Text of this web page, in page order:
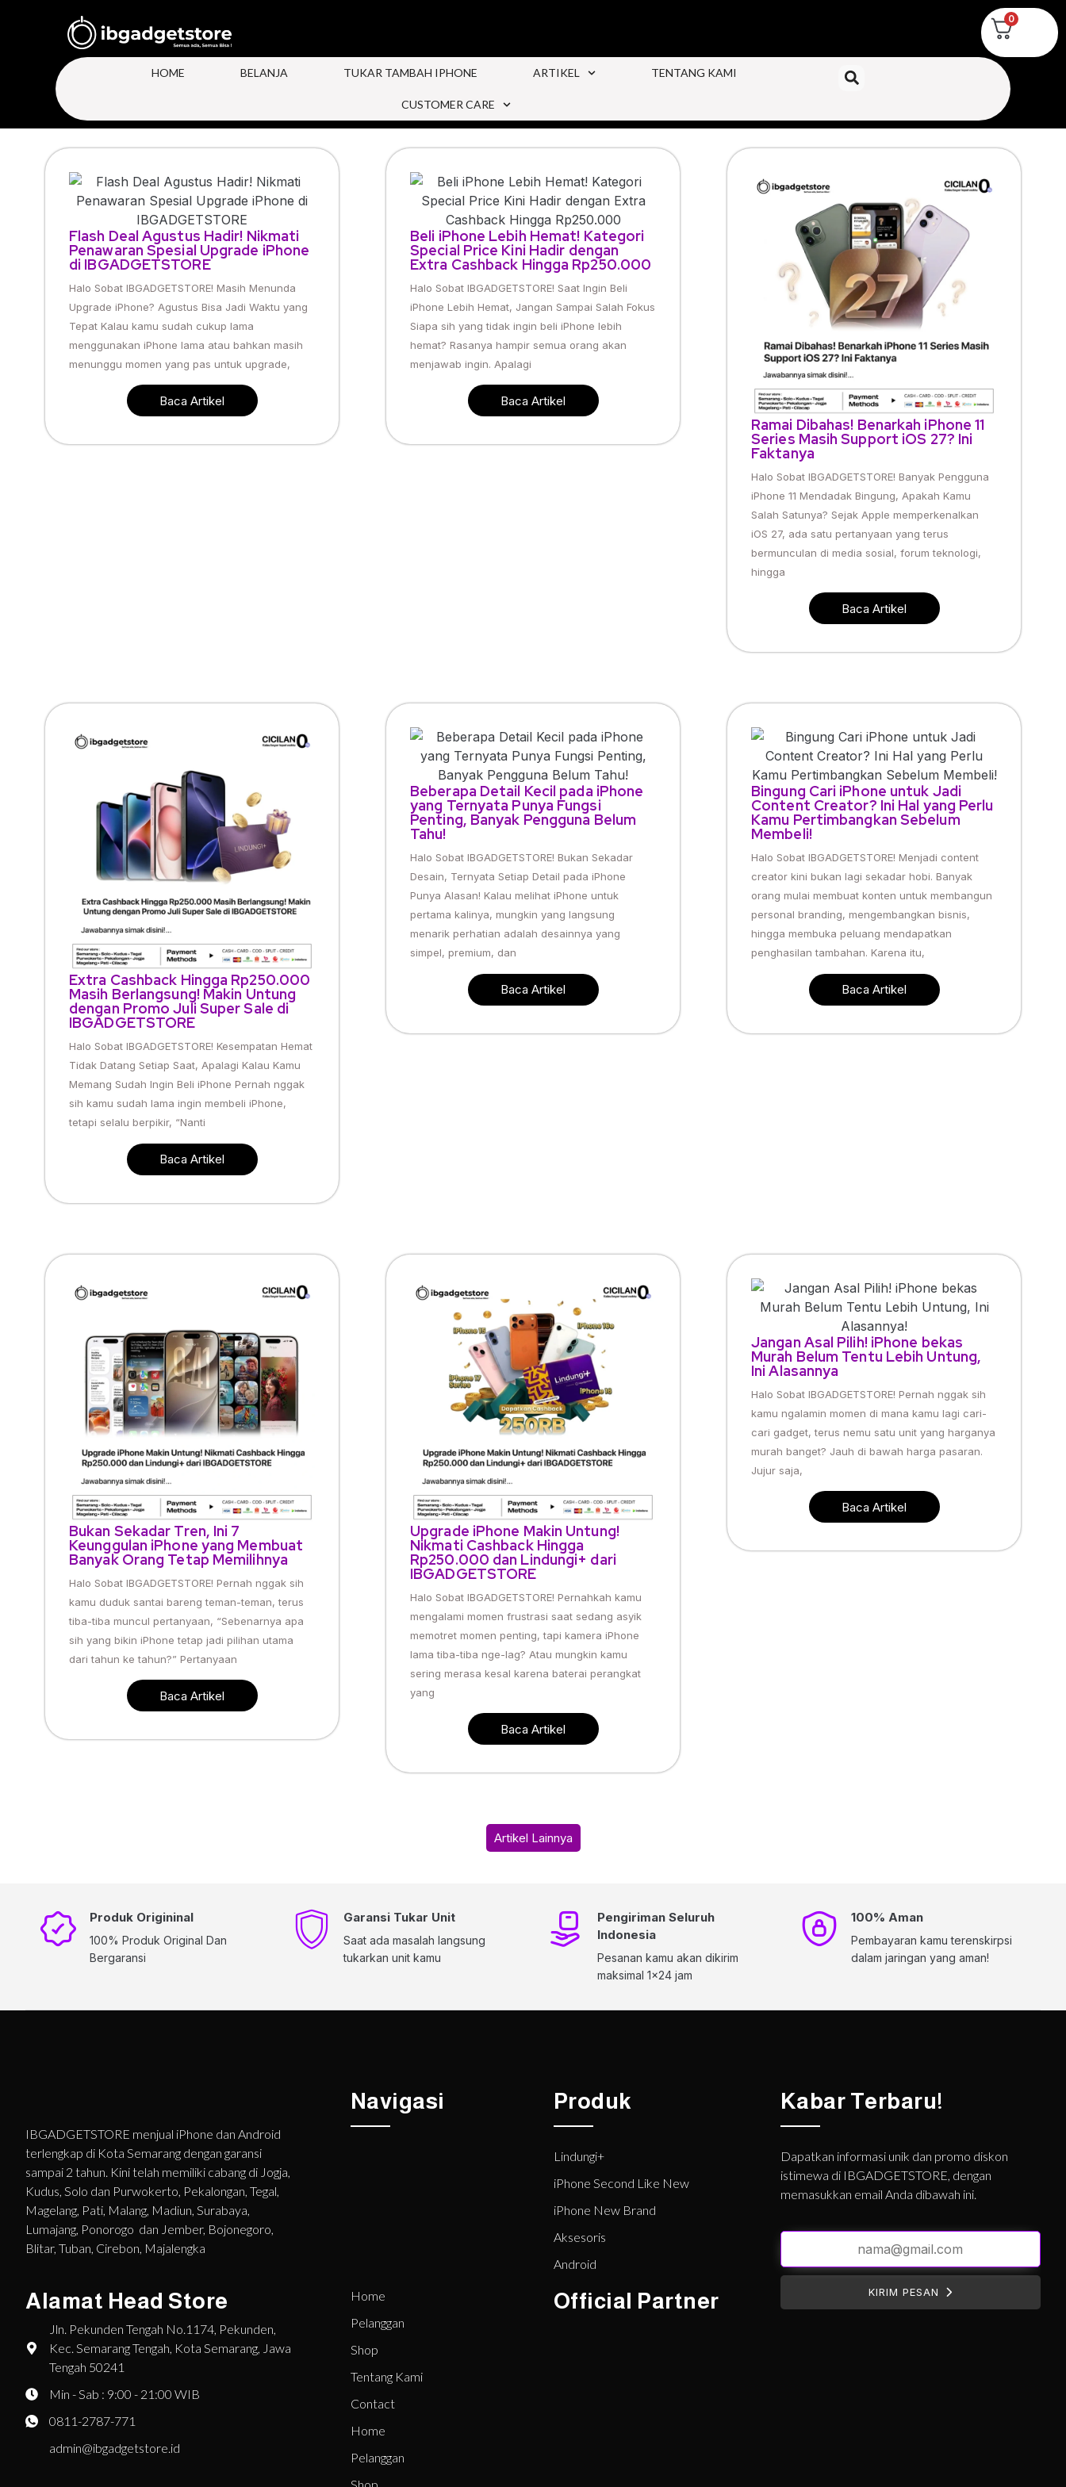
0
HOME BELANJA TUKAR TAMBAH IPHONE ARTIKEL TENTANG KAMI
CUSTOMER CARE
Flash Deal Agustus Hadir! Nikmati
Penawaran Spesial Upgrade iPhone
di IBGADGETSTORE
Halo Sobat IBGADGETSTORE! Masih Menunda
Upgrade iPhone? Agustus Bisa Jadi Waktu yang
Tepat Kalau kamu sudah cukup lama
menggunakan iPhone lama atau bahkan masih
menunggu momen yang pas untuk upgrade,
Baca Artikel
Beli iPhone Lebih Hemat! Kategori
Special Price Kini Hadir dengan
Extra Cashback Hingga Rp250.000
Halo Sobat IBGADGETSTORE! Saat Ingin Beli
iPhone Lebih Hemat, Jangan Sampai Salah Fokus
Siapa sih yang tidak ingin beli iPhone lebih
hemat? Rasanya hampir semua orang akan
menjawab ingin. Apalagi
Baca Artikel
Ramai Dibahas! Benarkah iPhone 11
Series Masih Support iOS 27? Ini
Faktanya
Halo Sobat IBGADGETSTORE! Banyak Pengguna
iPhone 11 Mendadak Bingung, Apakah Kamu
Salah Satunya? Sejak Apple memperkenalkan
iOS 27, ada satu pertanyaan yang terus
bermunculan di media sosial, forum teknologi,
hingga
Baca Artikel
Extra Cashback Hingga Rp250.000
Masih Berlangsung! Makin Untung
dengan Promo Juli Super Sale di
IBGADGETSTORE
Halo Sobat IBGADGETSTORE! Kesempatan Hemat
Tidak Datang Setiap Saat, Apalagi Kalau Kamu
Memang Sudah Ingin Beli iPhone Pernah nggak
sih kamu sudah lama ingin membeli iPhone,
tetapi selalu berpikir, “Nanti
Baca Artikel
Beberapa Detail Kecil pada iPhone
yang Ternyata Punya Fungsi
Penting, Banyak Pengguna Belum
Tahu!
Halo Sobat IBGADGETSTORE! Bukan Sekadar
Desain, Ternyata Setiap Detail pada iPhone
Punya Alasan! Kalau melihat iPhone untuk
pertama kalinya, mungkin yang langsung
menarik perhatian adalah desainnya yang
simpel, premium, dan
Baca Artikel
Bingung Cari iPhone untuk Jadi
Content Creator? Ini Hal yang Perlu
Kamu Pertimbangkan Sebelum
Membeli!
Halo Sobat IBGADGETSTORE! Menjadi content
creator kini bukan lagi sekadar hobi. Banyak
orang mulai membuat konten untuk membangun
personal branding, mengembangkan bisnis,
hingga membuka peluang mendapatkan
penghasilan tambahan. Karena itu,
Baca Artikel
Bukan Sekadar Tren, Ini 7
Keunggulan iPhone yang Membuat
Banyak Orang Tetap Memilihnya
Halo Sobat IBGADGETSTORE! Pernah nggak sih
kamu duduk santai bareng teman-teman, terus
tiba-tiba muncul pertanyaan, “Sebenarnya apa
sih yang bikin iPhone tetap jadi pilihan utama
dari tahun ke tahun?” Pertanyaan
Baca Artikel
Upgrade iPhone Makin Untung!
Nikmati Cashback Hingga
Rp250.000 dan Lindungi+ dari
IBGADGETSTORE
Halo Sobat IBGADGETSTORE! Pernahkah kamu
mengalami momen frustrasi saat sedang asyik
memotret momen penting, tapi kamera iPhone
lama tiba-tiba nge-lag? Atau mungkin kamu
sering merasa kesal karena baterai perangkat
yang
Baca Artikel
Jangan Asal Pilih! iPhone bekas
Murah Belum Tentu Lebih Untung,
Ini Alasannya
Halo Sobat IBGADGETSTORE! Pernah nggak sih
kamu ngalamin momen di mana kamu lagi cari-
cari gadget, terus nemu satu unit yang harganya
murah banget? Jauh di bawah harga pasaran.
Jujur saja,
Baca Artikel
Artikel Lainnya
Produk Origininal
100% Produk Original Dan
Bergaransi
Garansi Tukar Unit
Saat ada masalah langsung
tukarkan unit kamu
Pengiriman Seluruh
Indonesia
Pesanan kamu akan dikirim
maksimal 1x24 jam
100% Aman
Pembayaran kamu terenskirpsi
dalam jaringan yang aman!
IBGADGETSTORE menjual iPhone dan Android
terlengkap di Kota Semarang dengan garansi
sampai 2 tahun. Kini telah memiliki cabang di Jogja,
Kudus, Solo dan Purwokerto, Pekalongan, Tegal,
Magelang, Pati, Malang, Madiun, Surabaya,
Lumajang, Ponorogo dan Jember, Bojonegoro,
Blitar, Tuban, Cirebon, Majalengka
Alamat Head Store
Jln. Pekunden Tengah No.1174, Pekunden,
Kec. Semarang Tengah, Kota Semarang, Jawa
Tengah 50241
Min - Sab : 9:00 - 21:00 WIB
0811-2787-771
admin@ibgadgetstore.id
Navigasi
Home
Pelanggan
Shop
Tentang Kami
Contact
Home
Pelanggan
Produk
Lindungi+
iPhone Second Like New
iPhone New Brand
Aksesoris
Android
Official Partner
Kabar Terbaru!
Dapatkan informasi unik dan promo diskon
istimewa di IBGADGETSTORE, dengan
memasukkan email Anda dibawah ini.
KIRIM PESAN